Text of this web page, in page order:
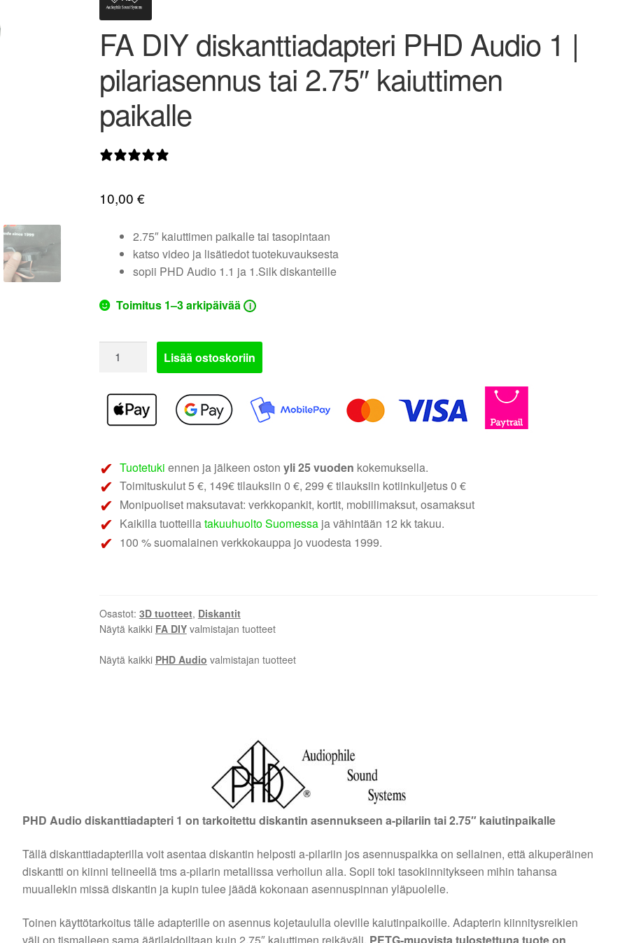
FA DIY diskanttiadapteri PHD Audio 1 |
pilariasennus tai 2.75″ kaiuttimen
paikalle
10,00 €
2.75″ kaiuttimen paikalle tai tasopintaan
katso video ja lisätiedot tuotekuvauksesta
sopii PHD Audio 1.1 ja 1.Silk diskanteille
Toimitus 1–3 arkipäivää i
PHD
Audio
pilariasennus
tai
2.75"
kaiuttimen
paikalle
Lisää ostoskoriin
Tuotetuki ennen ja jälkeen oston yli 25 vuoden kokemuksella.
Toimituskulut 5 €, 149€ tilauksiin 0 €, 299 € tilauksiin kotiinkuljetus 0 €
Monipuoliset maksutavat: verkkopankit, kortit, mobiilimaksut, osamaksut
Kaikilla tuotteillatakuuhuolto Suomessaja vähintään 12 kk takuu.
100 % suomalainen verkkokauppa jo vuodesta 1999.
Osastot: 3D tuotteet, Diskantit
Näytä kaikki FA DIYvalmistajan tuotteet
Näytä kaikki PHD Audio valmistajan tuotteet
PHD Audio diskanttiadapteri 1 on tarkoitettu diskantin asennukseen a-pilariin tai 2.75″ kaiutinpaikalle
Tällä diskanttiadapterilla voit asentaa diskantin helposti a-pilariin jos asennuspaikka on sellainen, että alkuperäinen
diskantti on kiinni telineellä tms a-pilarin metallissa verhoilun alla. Sopii toki tasokiinnitykseen mihin tahansa
muuallekin missä diskantin ja kupin tulee jäädä kokonaan asennuspinnan yläpuolelle.
Toinen käyttötarkoitus tälle adapterille on asennus kojetaululla oleville kaiutinpaikoille. Adapterin kiinnitysreikien
väli on tismalleen sama äärilaidoiltaan kuin 2.75″ kaiuttimen reikäväli. PETG-muovista tulostettuna tuote on